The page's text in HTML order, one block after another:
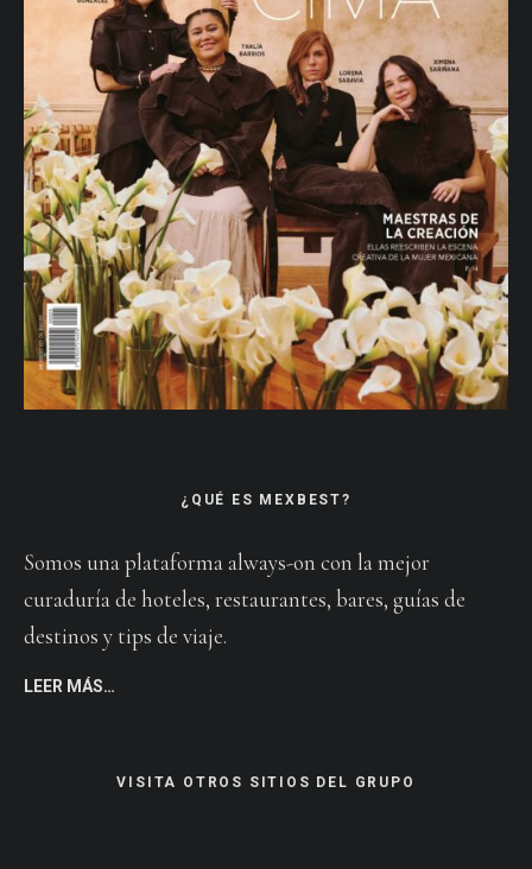
¿QUÉ ES MEXBEST?
Somos una plataforma always-on con la mejor
curaduría de hoteles, restaurantes, bares, guías de
destinos y tips de viaje.
LEER MÁS…
VISITA OTROS SITIOS DEL GRUPO